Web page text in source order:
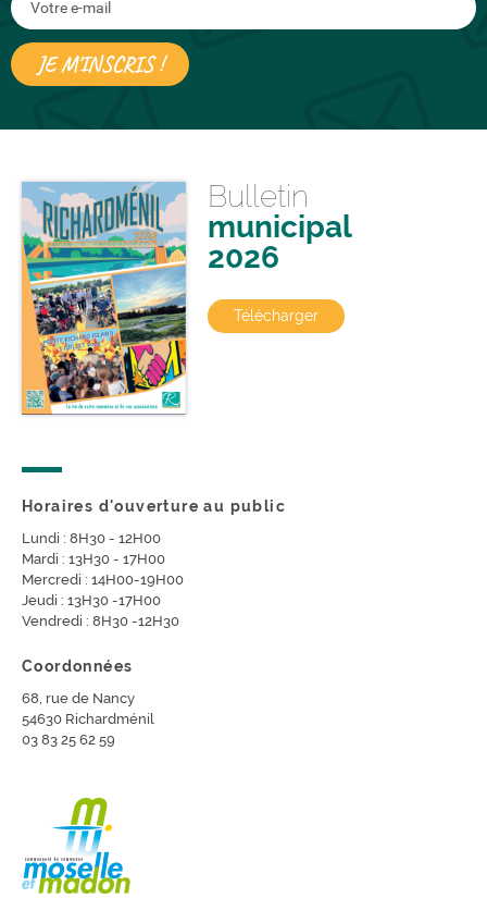
Bulletin
municipal
2026
Télécharger
Horaires d'ouverture au public
Lundi : 8H30 - 12H00
Mardi : 13H30 - 17H00
Mercredi : 14H00-19H00
Jeudi : 13H30 -17H00
Vendredi : 8H30 -12H30
Coordonnées
68, rue de Nancy
54630 Richardménil
03 83 25 62 59